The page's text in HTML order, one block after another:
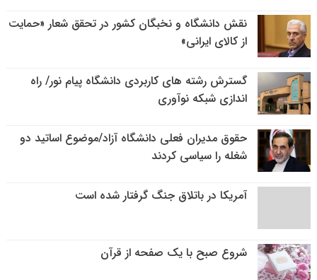
نقش دانشگاه و نخبگان کشور در تحقق شعار «حمایت
از کالای ایرانی»
گسترش رشته های کاربردی دانشگاه پیام نور/ راه
اندازی شبکه نوآوری
حقوق مدیران فعلی دانشگاه آزاد/موضوع اساتید دو
شغله را سیاسی کردند
آمریکا در باتلاق جنگ گرفتار شده است
شروع صبح با یک صفحه از قرآن